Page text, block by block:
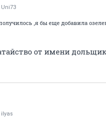
Uni73
,я бы еще добавила
от имени
ilyas